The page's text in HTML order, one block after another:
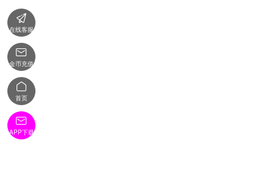

在线客服

金币充值

首页

APP下载